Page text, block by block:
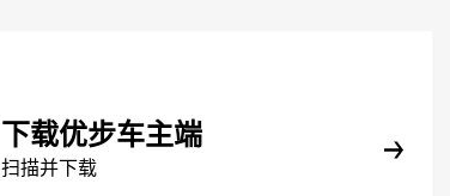
下载优步车主端
扫描并下载